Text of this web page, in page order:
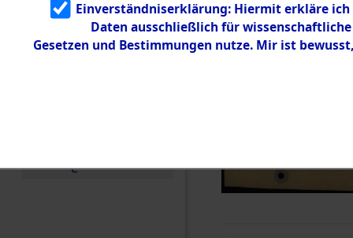
g
5.3.3
Todesmärsch
e
Einverständniserklärung: Hiermit erkläre
Daten ausschließlich für
Gesetzen und Bestimmungen nutze. Mir ist